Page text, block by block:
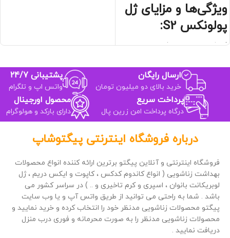
ویژگی‌ها و مزایای ژل
پولونکس S2:
کاهش درد مقاربت زناشویی
بی‌حس‌کننده ملایم و سریع
فاقد مواد شیمیایی مضر
بدون نیاز به شست‌وشو
دارای مجوز رسمی وزارت بهداشت
ارسال رایگان
خرید بالای دو میلیون تومان
پشتیبانی 24/7
واتس اپ و تلگرام
پرداخت سریع
درگاه پرداخت امن زرین پال
محصول اورجینال
دارای بارکد و هولوگرام
درباره فروشگاه اینترنتی پیگتوشاپ
فروشگاه اینترنتی و آنلاین پیگتو برترین ارائه کننده انواع محصولات
بهداشت زناشویی ( انواع کاندوم کدکس ، کاپوت و ایکس دریم ، ژل
لوبریکانت بانوان ، اسپری و کرم تاخیری و .. ) در سراسر کشور می
باشد . شما به راحتی می توانید از طریق واتس آپ و یا وب سایت
پیگتو محصولات زناشویی مدنظر خود را انتخاب کرده و خرید نمایید و
محصولات زناشویی مدنظر را به صورت محرمانه و فوری درب منزل
دریافت نمایید .